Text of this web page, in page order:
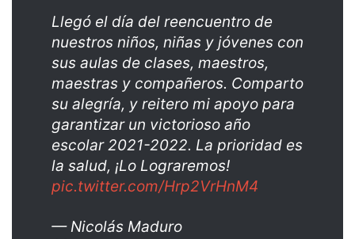
Llegó el día del reencuentro de
nuestros niños, niñas y jóvenes con
sus aulas de clases, maestros,
maestras y compañeros. Comparto
su alegría, y reitero mi apoyo para
garantizar un victorioso año
escolar 2021-2022. La prioridad es
la salud, ¡Lo Lograremos!
pic.twitter.com/Hrp2VrHnM4
— Nicolás Maduro